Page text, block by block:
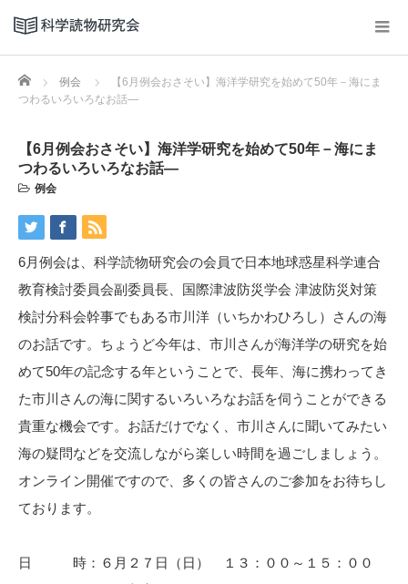
Home 例会
【6月例会おさそい】海洋学研究を始めて50年－海にま
つわるいろいろなお話―
【6月例会おさそい】海洋学研究を始めて50年－海にま
つわるいろいろなお話―
例会
6月例会は、科学読物研究会の会員で日本地球惑星科学連合
教育検討委員会副委員長、国際津波防災学会 津波防災対策
検討分科会幹事でもある市川洋（いちかわひろし）さんの海
のお話です。ちょうど今年は、市川さんが海洋学の研究を始
めて50年の記念する年ということで、長年、海に携わってき
た市川さんの海に関するいろいろなお話を伺うことができる
貴重な機会です。お話だけでなく、市川さんに聞いてみたい
海の疑問などを交流しながら楽しい時間を過ごしましょう。
オンライン開催ですので、多くの皆さんのご参加をお待ちし
ております。
日 時：６月２７日（日） １３：００～１５：００